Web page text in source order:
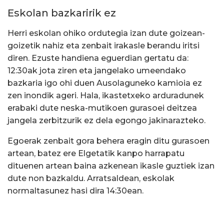
Eskolan bazkaririk ez
Herri eskolan ohiko ordutegia izan dute goizean-
goizetik nahiz eta zenbait irakasle berandu iritsi
diren. Ezuste handiena eguerdian gertatu da:
12:30ak jota ziren eta jangelako umeendako
bazkaria igo ohi duen Ausolaguneko kamioia ez
zen inondik ageri. Hala, ikastetxeko arduradunek
erabaki dute neska-mutikoen gurasoei deitzea
jangela zerbitzurik ez dela egongo jakinarazteko.
Egoerak zenbait gora behera eragin ditu gurasoen
artean, batez ere Elgetatik kanpo harrapatu
dituenen artean baina azkenean ikasle guztiek izan
dute non bazkaldu. Arratsaldean, eskolak
normaltasunez hasi dira 14:30ean.